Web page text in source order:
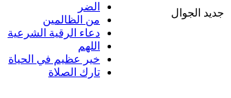
جديد الجوال
الضر
من الظالمين
دعاء الرقية الشرعية
اللهم
خير عظيم في الحياة
تارك الصلاة